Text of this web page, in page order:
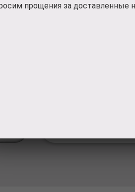
прощения за доставленные